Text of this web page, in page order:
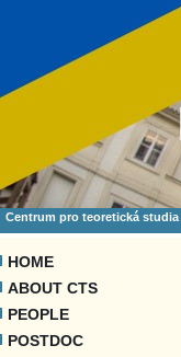
Centrum pro teoretická studia
HOME
ABOUT CTS
PEOPLE
POSTDOC